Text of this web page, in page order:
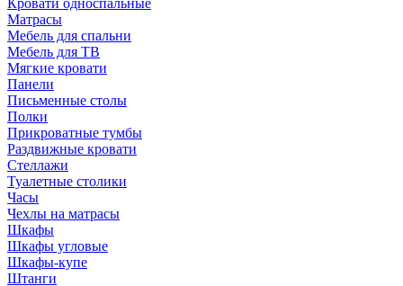
Матрасы
Мебель для спальни
Мебель для ТВ
Мягкие кровати
Панели
Письменные столы
Полки
Прикроватные тумбы
Раздвижные кровати
Стеллажи
Туалетные столики
Часы
Чехлы на матрасы
Шкафы
Шкафы угловые
Шкафы-купе
Штанги